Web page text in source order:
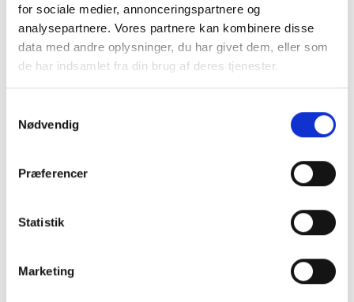
for sociale medier, annonceringspartnere og
analysepartnere. Vores partnere kan kombinere disse
data med andre oplysninger, du har givet dem, eller som
de har indsamlet fra din brug af deres tjenester.
Nødvendig
Præferencer
Statistik
Marketing
Skærmbeskyttelse iPhone 16
Pro/17/17 Pro
199 kr.
Flip Cover iPhone
179 kr.